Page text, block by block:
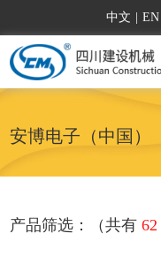
中文 EN
安博电子（中国）
产品筛选：（共有62